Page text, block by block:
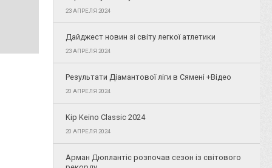
23 АПРЕЛЯ 2024
Дайджест новин зі світу легкої атлетики
23 АПРЕЛЯ 2024
Результати Діамантової ліги в Сямені +Відео
20 АПРЕЛЯ 2024
Kip Keino Classic 2024
20 АПРЕЛЯ 2024
Арман Дюплантіс розпочав сезон із світового